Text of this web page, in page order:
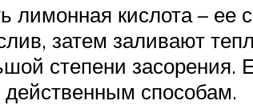
лимонная кислота –
затем заливают
степени засорения.
действенным способам.